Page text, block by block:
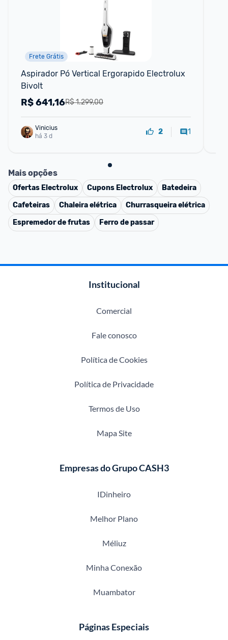
Frete Grátis
Aspirador Pó Vertical Ergorapido Electrolux
Bivolt
R$ 1.299,00
R$641,16
Vinicius
há 3 d
2 1
Mais opções
Ofertas Electrolux Cupons Electrolux
Batedeira
Cafeteiras
Chaleira elétrica
Churrasqueira elétrica
Espremedor de frutas
Ferro de passar
Institucional
Comercial
Fale conosco
Política de Cookies
Política de Privacidade
Termos de Uso
Mapa Site
Empresas do Grupo CASH3
IDinheiro
Melhor Plano
Méliuz
Minha Conexão
Muambator
Páginas Especiais